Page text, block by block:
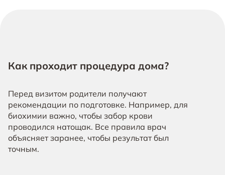
Как проходит процедура дома?
Перед визитом родители получают
рекомендации по подготовке. Например, для
биохимии важно, чтобы забор крови
проводился натощак. Все правила врач
объясняет заранее, чтобы результат был
точным.